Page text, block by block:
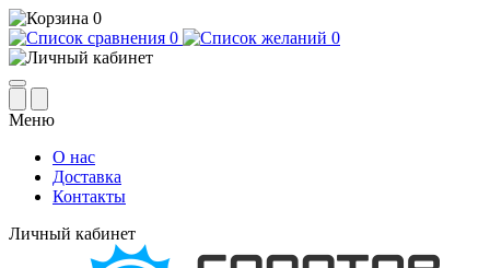
0
0
0
Меню
О нас
Доставка
Контакты
Личный кабинет